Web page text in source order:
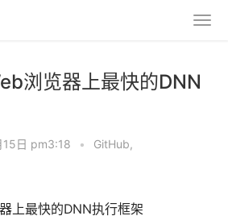
浏览器上最快的DNN
15日 pm3:18 • GitHub,
上最快的DNN执行框架